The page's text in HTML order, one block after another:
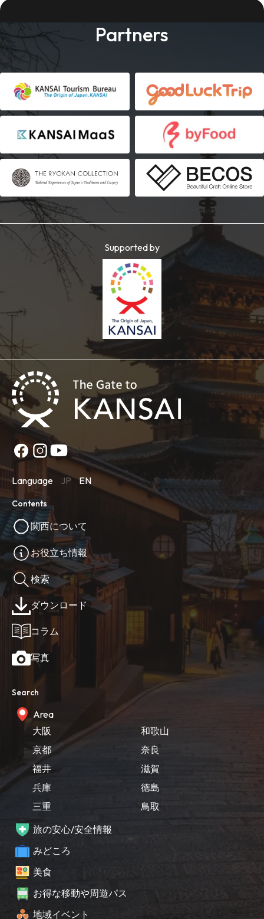
Partners
Supported by
Language JP EN
Contents
関西について
お役立ち情報
検索
ダウンロード
コラム
写真
Search
Area
大阪
京都
福井
兵庫
三重
和歌山
奈良
滋賀
徳島
鳥取
旅の安心/安全情報
みどころ
美食
お得な移動や周遊パス
地域イベント